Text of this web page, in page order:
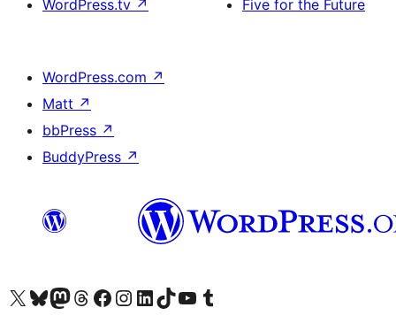
WordPress.tv ↗
Five for the Future
WordPress.com ↗
Matt ↗
bbPress ↗
BuddyPress ↗
Visita nuestra cuenta de X (anteriormente Twitter)
Visita nuestra cuenta de Bluesky
Visita nuestra cuenta de Mastodon
Visita nuestra cuenta de Threads
Visita nuestra página de Facebook
Visita nuestra cuenta de Instagram
Visita nuestra cuenta de LinkedIn
Visita nuestra cuenta de TikTok
Visita nuestro canal de YouTube
Visita nuestra cuenta de Tumblr